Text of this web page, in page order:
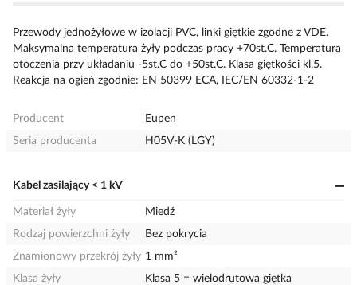
Przewody jednożyłowe w izolacji PVC, linki giętkie zgodne z VDE.
Maksymalna temperatura żyły podczas pracy +70st.C. Temperatura
otoczenia przy układaniu -5st.C do +50st.C. Klasa giętkości kl.5.
Reakcja na ogień zgodnie: EN 50399 ECA, IEC/EN 60332-1-2
Producent
Eupen
Seria producenta
H05V-K (LGY)
Kabel zasilający < 1 kV
Materiał żyły
Miedź
Rodzaj powierzchni żyły
Bez pokrycia
Znamionowy przekrój żyły 1 mm²
Klasa żyły
Klasa 5 = wielodrutowa giętka